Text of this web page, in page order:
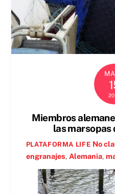
Miembros
las marsopas
PLATAFORMA LIFE No
engranajes, Alemania,